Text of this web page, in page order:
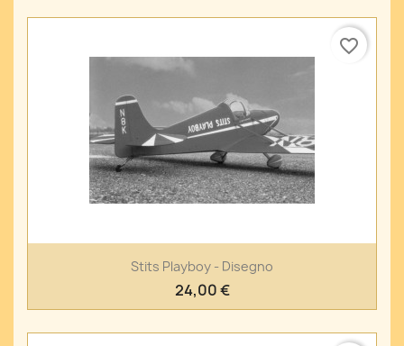
Stits Playboy - Disegno
24,00 €
favorite_border